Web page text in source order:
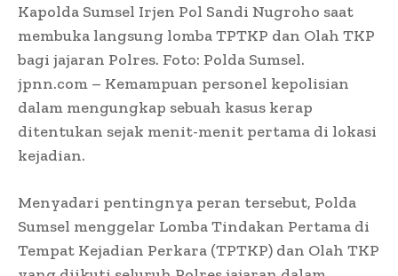
Kapolda Sumsel Irjen Pol Sandi Nugroho saat
membuka langsung lomba TPTKP dan Olah TKP
bagi jajaran Polres. Foto: Polda Sumsel.
jpnn.com – Kemampuan personel kepolisian
dalam mengungkap sebuah kasus kerap
ditentukan sejak menit-menit pertama di lokasi
kejadian.
Menyadari pentingnya peran tersebut, Polda
Sumsel menggelar Lomba Tindakan Pertama di
Tempat Kejadian Perkara (TPTKP) dan Olah TKP